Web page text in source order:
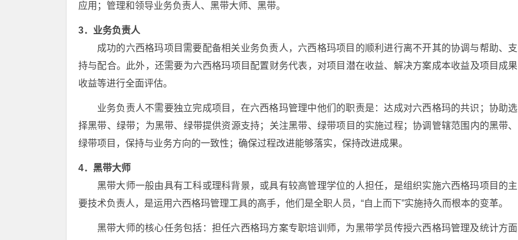
应用；管理和领导业务负责人、黑带大师、黑带。
3．业务负责人
成功的六西格玛项目需要配备相关业务负责人，六西格玛项目的顺利进行离不开其的协调与帮助、支
持与配合。此外，还需要为六西格玛项目配置财务代表，对项目潜在收益、解决方案成本收益及项目成果
收益等进行全面评估。
业务负责人不需要独立完成项目，在六西格玛管理中他们的职责是：达成对六西格玛的共识；协助选
择黑带、绿带；为黑带、绿带提供资源支持；关注黑带、绿带项目的实施过程；协调管辖范围内的黑带、
绿带项目，保持与业务方向的一致性；确保过程改进能够落实，保持改进成果。
4．黑带大师
黑带大师一般由具有工科或理科背景，或具有较高管理学位的人担任，是组织实施六西格玛项目的主
要技术负责人，是运用六西格玛管理工具的高手，他们是全职人员，“自上而下”实施持久而根本的变革。
黑带大师的核心任务包括：担任六西格玛方案专职培训师，为黑带学员传授六西格玛管理及统计方面